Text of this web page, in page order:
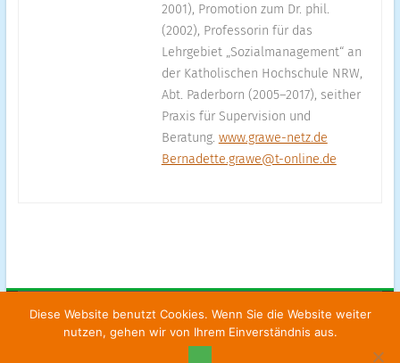
2001), Promotion zum Dr. phil.
(2002), Professorin für das
Lehrgebiet „Sozialmanagement“ an
der Katholischen Hochschule NRW,
Abt. Paderborn (2005–2017), seither
Praxis für Supervision und
Beratung. www.grawe-netz.de
Bernadette.grawe@t-online.de
Fortbildungsinstitut für Supervision| Kontakt |Impressum
Diese Website benutzt Cookies. Wenn Sie die Website weiter
nutzen, gehen wir von Ihrem Einverständnis aus.